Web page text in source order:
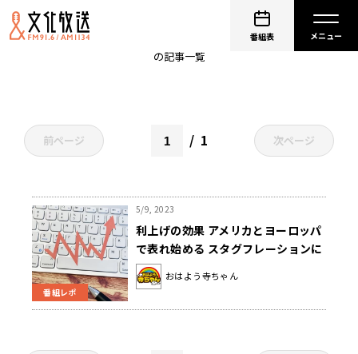
番組表
の記事一覧
前ページ 1 次ページ
番組レポ
5/9, 2023
利上げの効果 アメリカとヨーロッパ
で表れ始める スタグフレーションに
懸念
おはよう寺ちゃん